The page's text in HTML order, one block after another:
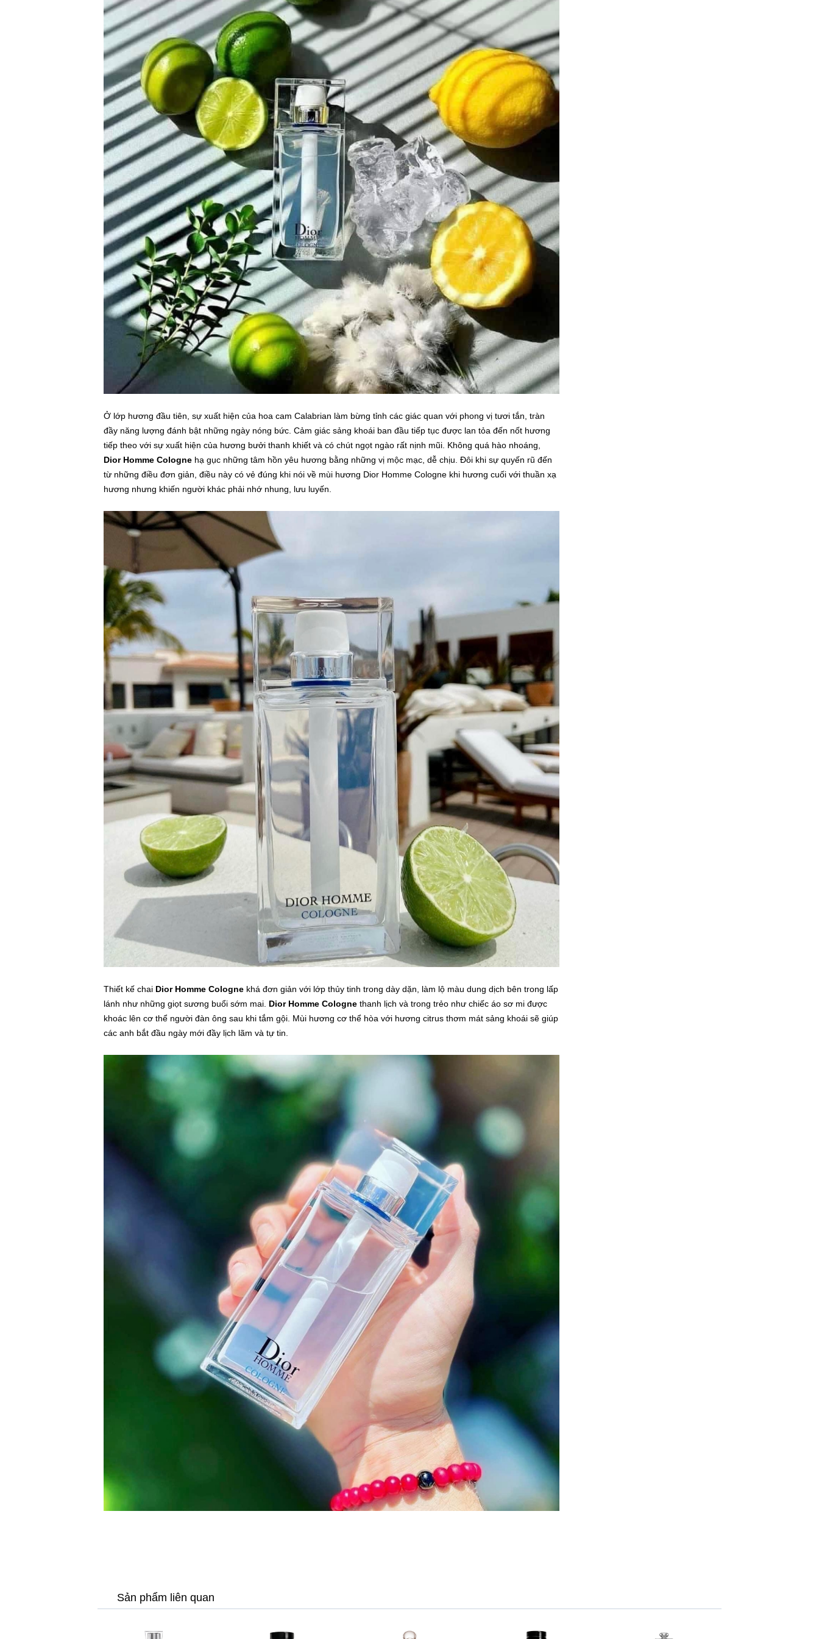
Ở lớp hương đầu tiên, sự xuất hiện của hoa cam Calabrian làm bừng tỉnh các giác quan với phong vị tươi tắn, tràn
đầy năng lượng đánh bật những ngày nóng bức. Cảm giác sảng khoái ban đầu tiếp tục được lan tỏa đến nốt hương
tiếp theo với sự xuất hiện của hương bưởi thanh khiết và có chút ngọt ngào rất nịnh mũi. Không quá hào nhoáng,
Dior Homme Cologne hạ gục những tâm hồn yêu hương bằng những vị mộc mạc, dễ chịu. Đôi khi sự quyến rũ đến
từ những điều đơn giản, điều này có vẻ đúng khi nói về mùi hương Dior Homme Cologne khi hương cuối với thuần xạ
hương nhưng khiến người khác phải nhớ nhung, lưu luyến.
Thiết kế chai Dior Homme Cologne khá đơn giản với lớp thủy tinh trong dày dặn, làm lộ màu dung dịch bên trong lấp
lánh như những giọt sương buổi sớm mai. Dior Homme Cologne thanh lịch và trong trẻo như chiếc áo sơ mi được
khoác lên cơ thể người đàn ông sau khi tắm gội. Mùi hương cơ thể hòa với hương citrus thơm mát sảng khoái sẽ giúp
các anh bắt đầu ngày mới đầy lịch lãm và tự tin.
Sản phẩm liên quan